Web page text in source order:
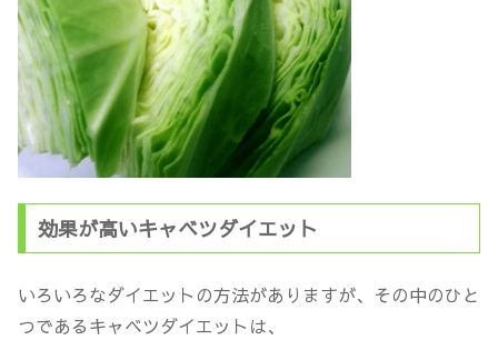
効果が高いキャベツダイエット
いろいろなダイエットの方法がありますが、その中のひと
つであるキャベツダイエットは、